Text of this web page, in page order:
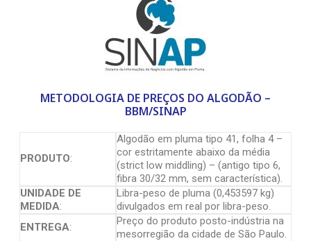
METODOLOGIA DE PREÇOS DO ALGODÃO –
BBM/SINAP
PRODUTO:
Algodão em pluma tipo 41, folha 4 –
cor estritamente abaixo da média
(strict low middling) – (antigo tipo 6,
fibra 30/32 mm, sem característica).
UNIDADE DE
MEDIDA:
Libra-peso de pluma (0,453597 kg)
divulgados em real por libra-peso.
ENTREGA:
Preço do produto posto-indústria na
mesorregião da cidade de São Paulo.